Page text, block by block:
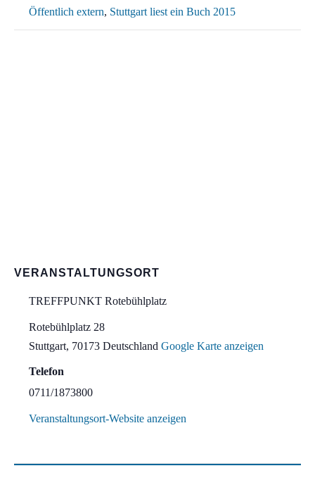
Öffentlich extern, Stuttgart liest ein Buch 2015
VERANSTALTUNGSORT
TREFFPUNKT Rotebühlplatz
Rotebühlplatz 28
Stuttgart, 70173 Deutschland Google Karte anzeigen
Telefon
0711/1873800
Veranstaltungsort-Website anzeigen